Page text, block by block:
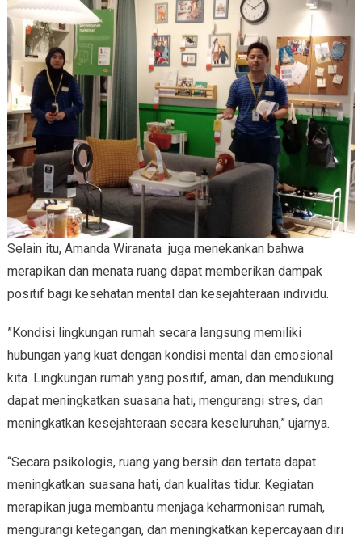
Selain itu, Amanda Wiranata juga menekankan bahwa
merapikan dan menata ruang dapat memberikan dampak
positif bagi kesehatan mental dan kesejahteraan individu.
”Kondisi lingkungan rumah secara langsung memiliki
hubungan yang kuat dengan kondisi mental dan emosional
kita. Lingkungan rumah yang positif, aman, dan mendukung
dapat meningkatkan suasana hati, mengurangi stres, dan
meningkatkan kesejahteraan secara keseluruhan,” ujarnya.
“Secara psikologis, ruang yang bersih dan tertata dapat
meningkatkan suasana hati, dan kualitas tidur. Kegiatan
merapikan juga membantu menjaga keharmonisan rumah,
mengurangi ketegangan, dan meningkatkan kepercayaan diri